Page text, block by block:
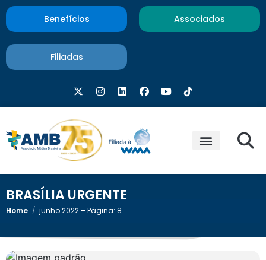
Benefícios Associados
Filiadas
BRASÍLIA URGENTE
Home / junho 2022 – Página: 8